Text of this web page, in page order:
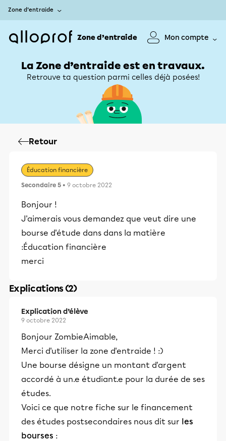
Zone d’entraide
Zone d’entraide Mon compte
La Zone d’entraide est en travaux.
Retrouve ta question parmi celles déjà posées!
Retour
Éducation financière
Secondaire 5 • 9 octobre 2022
Bonjour !
J'aimerais vous demandez que veut dire une
bourse d'étude dans dans la matière
:Éducation financière
merci
Explications (2)
Explication d’élève
9 octobre 2022
Bonjour ZombieAimable,
Merci d'utiliser la zone d'entraide ! :)
Une bourse désigne un montant d'argent
accordé à un.e étudiant.e pour la durée de ses
études.
Voici ce que notre fiche sur le financement
des études postsecondaires nous dit sur les
bourses :